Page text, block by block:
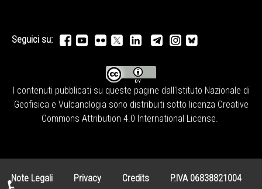
Seguici su:
I contenuti pubblicati su queste pagine dall'Istituto Nazionale di
Geofisica e Vulcanologia sono distribuiti sotto licenza Creative
Commons Attribution 4.0 International License
Note Legali Privacy Credits P.IVA 06838821004